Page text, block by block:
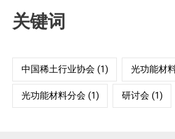
关键词
中国稀土行业协会 (1) 光功能材
光功能材料分会 (1) 研讨会 (1)